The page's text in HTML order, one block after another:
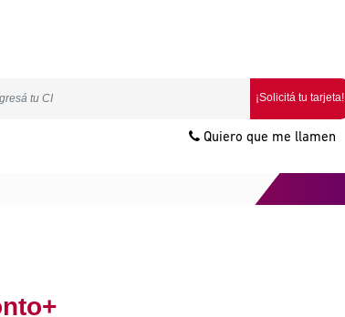
¡Solicitá tu tarjeta!
Quiero que me llamen